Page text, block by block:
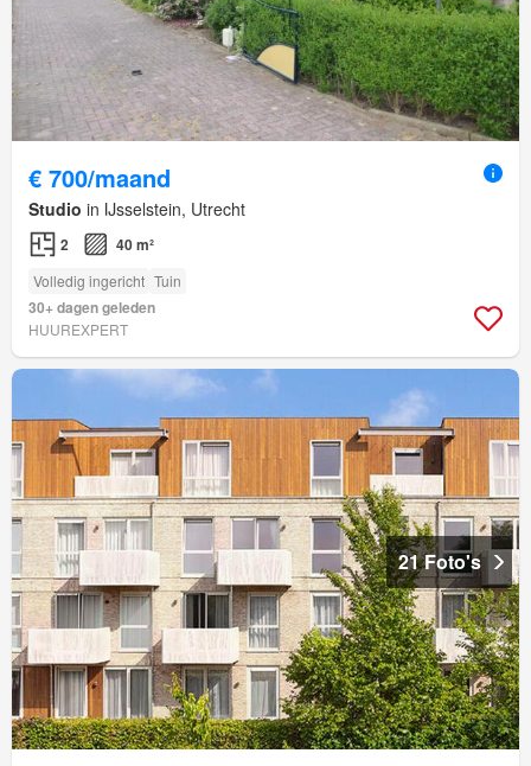
€ 700/maand
Studio in IJsselstein, Utrecht
2 40 m²
Volledig ingericht Tuin
30+ dagen geleden
HUUREXPERT
21 Foto's